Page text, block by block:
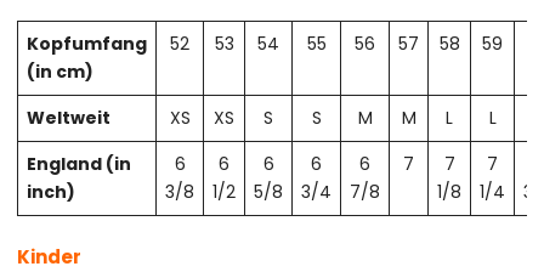
Kopfumfang
(in cm)
52 53 54 55 56 57 58 59
Weltweit XS XS S S M M L L
England (in
inch)
6
3/8
6
1/2
6
5/8
6
3/4
6
7/8
7
7
1/8
7
1/4
Kinder